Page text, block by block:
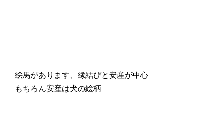
絵馬があります、縁結びと安産が中心
もちろん安産は犬の絵柄